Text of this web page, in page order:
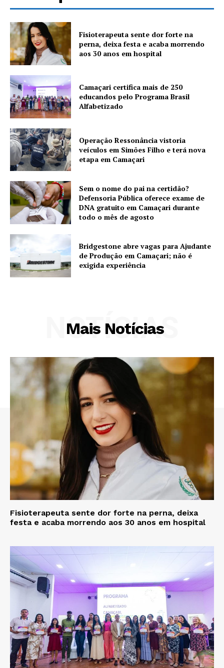
Fisioterapeuta sente dor forte na
perna, deixa festa e acaba morrendo
aos 30 anos em hospital
Camaçari certifica mais de 250
educandos pelo Programa Brasil
Alfabetizado
Operação Ressonância vistoria
veículos em Simões Filho e terá nova
etapa em Camaçari
Sem o nome do pai na certidão?
Defensoria Pública oferece exame de
DNA gratuito em Camaçari durante
todo o mês de agosto
Bridgestone abre vagas para Ajudante
de Produção em Camaçari; não é
exigida experiência
Mais Notícias
NOTÍCIAS
Fisioterapeuta sente dor forte na perna, deixa
festa e acaba morrendo aos 30 anos em hospital